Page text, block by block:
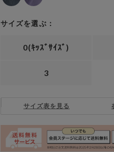
サイズを選ぶ：
0(ｷｯｽﾞｻｲｽﾞ)
3
サイズ表を見る